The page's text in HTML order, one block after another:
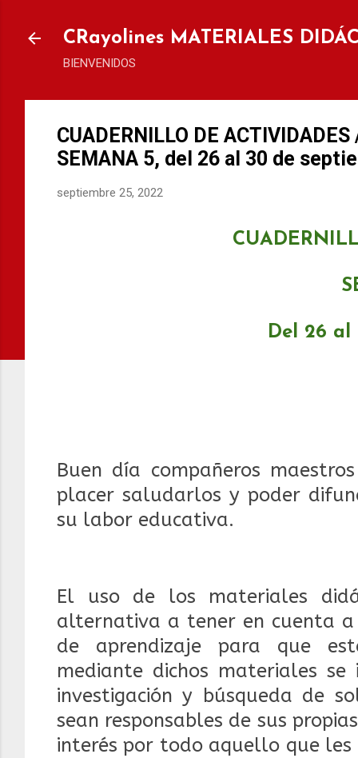
CRayolines MATERIALES
BIENVENIDOS
CUADERNILLO DE
SEMANA 5, del 26 al 30 de
septiembre 25, 2022
Del 26 al
Buen día compañeros
placer saludarlos y poder
su labor educativa.
El uso de los materiales
alternativa a tener en cuenta
de aprendizaje para que
mediante dichos materiales
investigación y búsqueda de
sean responsables de sus
interés por todo aquello que